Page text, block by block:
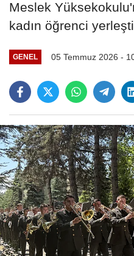
Meslek
kadın öğrenci yerleşti
GENEL 05 Temmuz 2026 -